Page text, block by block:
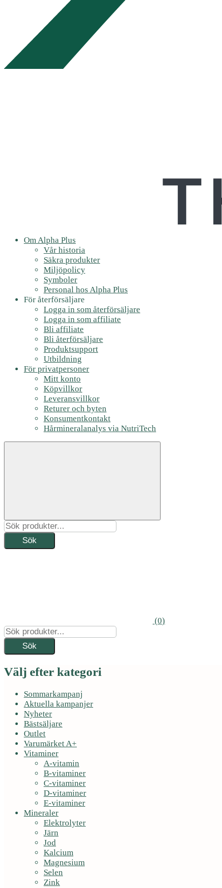
Om Alpha Plus
Vår historia
Säkra produkter
Miljöpolicy
Symboler
Personal hos Alpha Plus
För återförsäljare
Logga in som återförsäljare
Logga in som affiliate
Bli affiliate
Bli återförsäljare
Produktsupport
Utbildning
För privatpersoner
Mitt konto
Köpvillkor
Leveransvillkor
Returer och byten
Konsumentkontakt
Hårmineralanalys via NutriTech
Öppna
(0)
Välj efter kategori
Sommarkampanj
Aktuella kampanjer
Nyheter
Bästsäljare
Outlet
Varumärket A+
Vitaminer
A-vitamin
B-vitaminer
C-vitaminer
D-vitaminer
E-vitaminer
Mineraler
Elektrolyter
Järn
Jod
Kalcium
Magnesium
Selen
Zink